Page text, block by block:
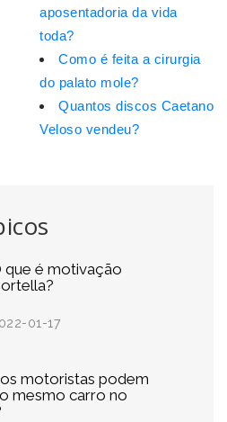
que é motivação
01-17
motoristas podem
mesmo carro no
aposentadoria da vida
toda?
Como é feita a cirurgia
do palato mole?
Quantos discos Caetano
Veloso vendeu?